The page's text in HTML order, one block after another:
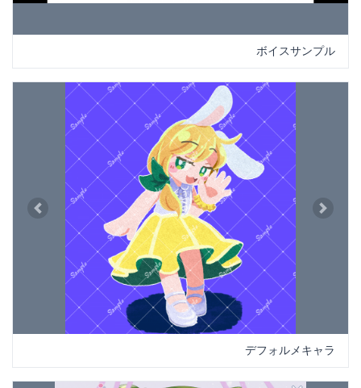
ボイスサンプル
Previous Next
デフォルメキャラ